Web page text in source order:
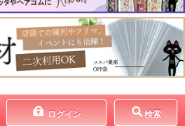
ログイン 検索